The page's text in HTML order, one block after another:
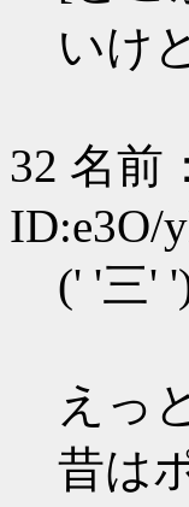
いけ
32 名前：
ID:e3O/
(' '三'
えっ
昔は